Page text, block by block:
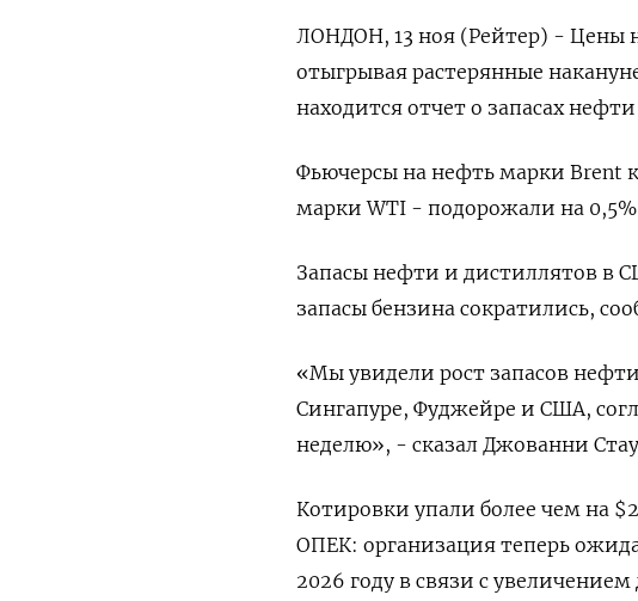
ЛОНДОН, 13 ноя (Рейтер) - Цены
отыгрывая растерянные
находится отчет о запасах
Фьючерсы на нефть марки Brent
марки WTI - подорожали на 0,5%
Запасы нефти и дистиллятов в
запасы бензина сократились,
«Мы увидели рост запасов
Сингапуре, Фуджейре и США,
неделю», - сказал Джованни
Котировки упали более чем на
ОПЕК: организация теперь
2026 году в связи с